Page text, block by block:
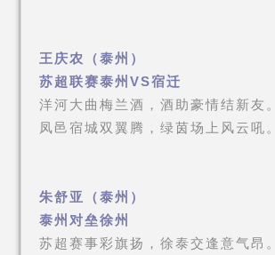
王庆农（泰州）
苏超联赛泰州VS宿迁
洋河大曲梅兰酒，酒助豪情结新友。
凤邑宿城双翼腾，绿茵场上风云吼。
朱舒亚（泰州）
泰州对垒徐州
苏超赛事彩旗扬，徐泰交逢意气昂。